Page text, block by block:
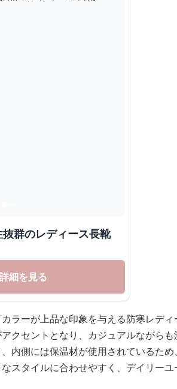
群のレディース長靴
細を見る
ラーが上品な印象を与える防寒レディ
クセントとなり、カジュアルながらも
内側には保温材が使用されているため
スタイルに合わせやすく、デイリーユ